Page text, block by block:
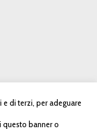
di terzi, per adeguare
questo banner o